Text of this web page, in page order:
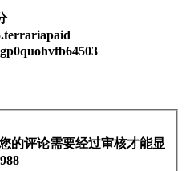
的评论需要经过审核才能显